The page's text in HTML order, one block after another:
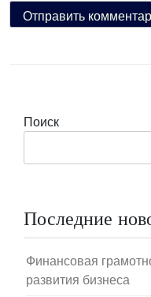
Поиск
Последние
Финансовая
развития бизнеса